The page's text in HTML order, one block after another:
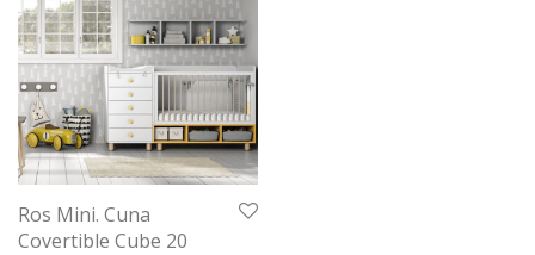
Ros Mini. Cuna
Covertible Cube 20